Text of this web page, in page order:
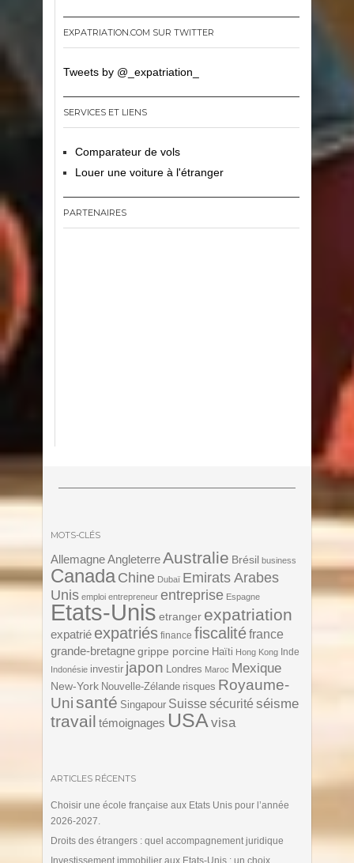
EXPATRIATION.COM SUR TWITTER
Tweets by @_expatriation_
SERVICES ET LIENS
Comparateur de vols
Louer une voiture à l'étranger
PARTENAIRES
MOTS-CLÉS
Allemagne AngleterreAustralie Brésil business
Canada Chine Dubaï Emirats Arabes
Unis emploi entrepreneur entreprise Espagne
Etats-Unis etranger expatriation
expatrié expatriés finance fiscalitéfrance
grande-bretagne grippe porcine Haïti Hong Kong Inde
Indonésie investir japon Londres Maroc Mexique
New-York Nouvelle-Zélande risques Royaume-
Unisanté Singapour Suisse sécurité séisme
travail témoignages USA visa
ARTICLES RÉCENTS
Choisir une école française aux Etats Unis pour l’année
2026-2027.
Droits des étrangers : quel accompagnement juridique
Investissement immobilier aux Etats-Unis : un choix